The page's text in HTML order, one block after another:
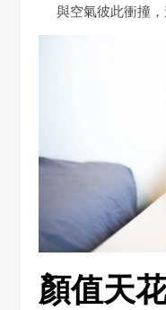
與空氣彼此衝撞，
顏值天